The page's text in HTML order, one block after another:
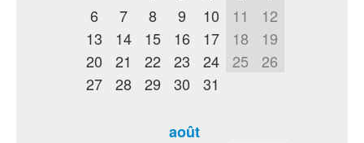
6
7 8 9 10 11
12
13
14 15 16 17 18
19
20
21 22 23 24 25
26
27
28 29 30 31
août